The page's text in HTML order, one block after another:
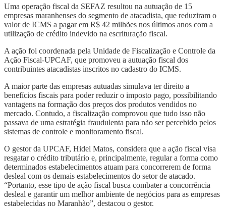
Uma operação fiscal da SEFAZ resultou na autuação de 15
empresas maranhenses do segmento de atacadista, que reduziram o
valor de ICMS a pagar em R$ 42 milhões nos últimos anos com a
utilização de crédito indevido na escrituração fiscal.
A ação foi coordenada pela Unidade de Fiscalização e Controle da
Ação Fiscal-UPCAF, que promoveu a autuação fiscal dos
contribuintes atacadistas inscritos no cadastro do ICMS.
A maior parte das empresas autuadas simulava ter direito a
benefícios fiscais para poder reduzir o imposto pago, possibilitando
vantagens na formação dos preços dos produtos vendidos no
mercado. Contudo, a fiscalização comprovou que tudo isso não
passava de uma estratégia fraudulenta para não ser percebido pelos
sistemas de controle e monitoramento fiscal.
O gestor da UPCAF, Hidel Matos, considera que a ação fiscal visa
resgatar o crédito tributário e, principalmente, regular a forma como
determinados estabelecimentos atuam para concorrerem de forma
desleal com os demais estabelecimentos do setor de atacado.
“Portanto, esse tipo de ação fiscal busca combater a concorrência
desleal e garantir um melhor ambiente de negócios para as empresas
estabelecidas no Maranhão”, destacou o gestor.